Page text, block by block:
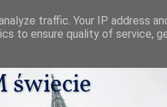
świecie
traffic. Your IP address
to ensure quality of service,